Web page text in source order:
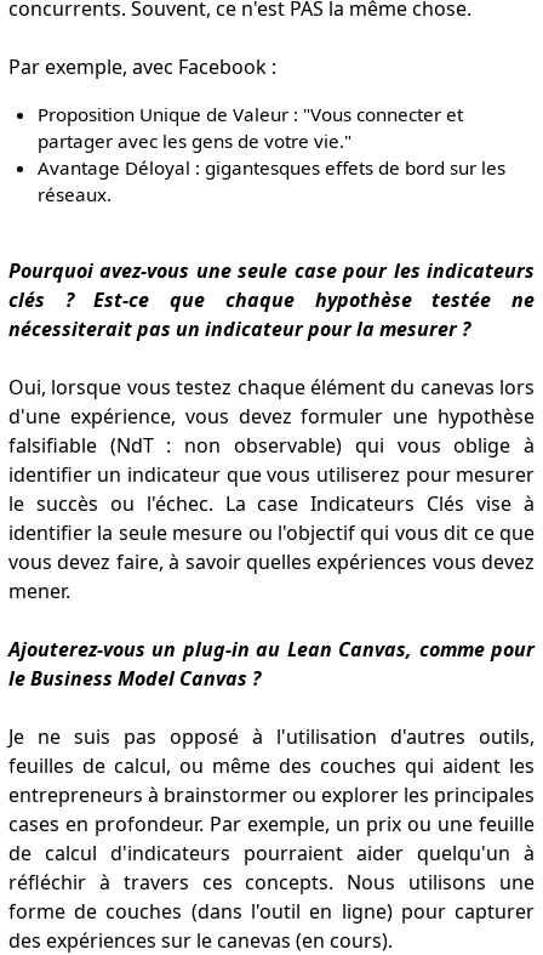
concurrents. Souvent, ce n'est PAS la même chose.
Par exemple, avec Facebook :
Proposition Unique de Valeur : "Vous connecter et
partager avec les gens de votre vie."
Avantage Déloyal : gigantesques effets de bord sur les
réseaux.
Pourquoi avez-vous une seule case pour les indicateurs
clés ? Est-ce que chaque hypothèse testée ne
nécessiterait pas un indicateur pour la mesurer ?
Oui, lorsque vous testez chaque élément du canevas lors
d'une expérience, vous devez formuler une hypothèse
falsifiable (NdT : non observable) qui vous oblige à
identifier un indicateur que vous utiliserez pour mesurer
le succès ou l'échec. La case Indicateurs Clés vise à
identifier la seule mesure ou l'objectif qui vous dit ce que
vous devez faire, à savoir quelles expériences vous devez
mener.
Ajouterez-vous un plug-in au Lean Canvas, comme pour
le Business Model Canvas ?
Je ne suis pas opposé à l'utilisation d'autres outils,
feuilles de calcul, ou même des couches qui aident les
entrepreneurs à brainstormer ou explorer les principales
cases en profondeur. Par exemple, un prix ou une feuille
de calcul d'indicateurs pourraient aider quelqu'un à
réfléchir à travers ces concepts. Nous utilisons une
forme de couches (dans l'outil en ligne) pour capturer
des expériences sur le canevas (en cours).